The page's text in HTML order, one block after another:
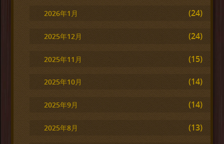
2026年1月 (24)
2025年12月 (24)
2025年11月 (15)
2025年10月 (14)
2025年9月 (14)
2025年8月 (13)